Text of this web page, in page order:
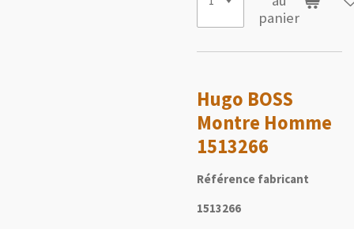
panier
Hugo BOSS
Montre Homme
1513266
Référence fabricant
1513266